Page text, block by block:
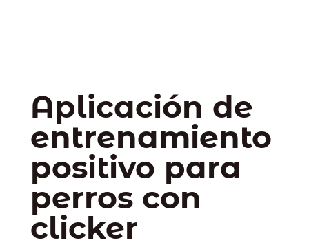
Aplicación de
entrenamiento
positivo para
perros con
clicker